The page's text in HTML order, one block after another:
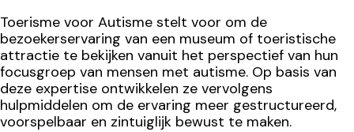
Toerisme voor Autisme stelt voor om de
bezoekerservaring van een museum of toeristische
attractie te bekijken vanuit het perspectief van hun
focusgroep van mensen met autisme. Op basis van
deze expertise ontwikkelen ze vervolgens
hulpmiddelen om de ervaring meer gestructureerd,
voorspelbaar en zintuiglijk bewust te maken.